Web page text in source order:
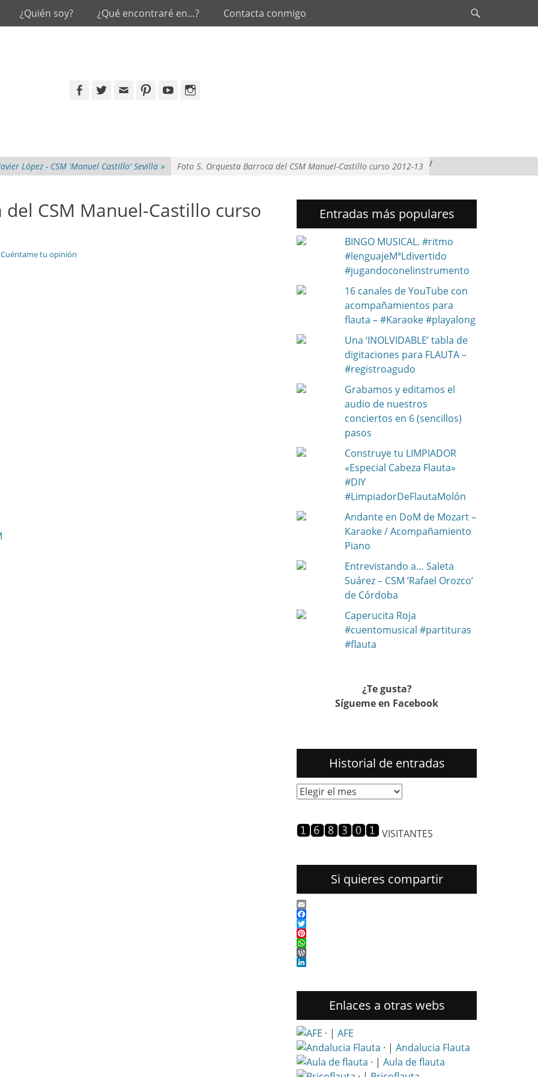
¿Quién soy? ¿Qué encontraré en…? Contacta conmigo
Facebook
Twitter EmailPinterestYouTubeInstagram
/
López - CSM 'Manuel Castillo' Sevilla » Foto 5. Orquesta Barroca del CSM Manuel-Castillo curso 2012-13
CSM Manuel-Castillo curso
Cuéntame tu opinión
Entradas más populares
BINGO MUSICAL. #ritmo
#lenguajeMªLdivertido
#jugandoconelinstrumento
16 canales de YouTube con
acompañamientos para
flauta – #Karaoke #playalong
Una ‘INOLVIDABLE’ tabla de
digitaciones para FLAUTA –
#registroagudo
Grabamos y editamos el
audio de nuestros
conciertos en 6 (sencillos)
pasos
Construye tu LIMPIADOR
«Especial Cabeza Flauta»
#DIY
#LimpiadorDeFlautaMolón
Andante en DoM de Mozart –
Karaoke / Acompañamiento
Piano
Entrevistando a… Saleta
Suárez – CSM ‘Rafael Orozco’
de Córdoba
Caperucita Roja
#cuentomusical #partituras
#flauta
¿Te gusta?
Sígueme en Facebook
Historial de entradas
Historial
VISITANTES
Si quieres compartir
Email
Facebook
Twitter
Pinterest
WhatsApp
WordPress
Enlaces a otras webs
· | AFE
· | Andalucia Flauta
· | Aula de flauta